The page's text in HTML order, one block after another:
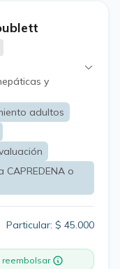
y
adultos
o
Particular: $ 45.000
reembolsar